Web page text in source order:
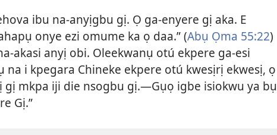
ibu na-anyịgbu gị. Ọ ga-enyere gị aka. E
onye ezi omume ka ọ daa.” (Abụ Ọma 55:22)
akasi anyị obi. Oleekwanụ otú ekpere ga-esi
na i kpegara Chineke ekpere otú kwesịrị ekwesị, ọ
gị mkpa iji die nsogbu gị.​—Gụọ igbe isiokwu ya bụ
Gị.”